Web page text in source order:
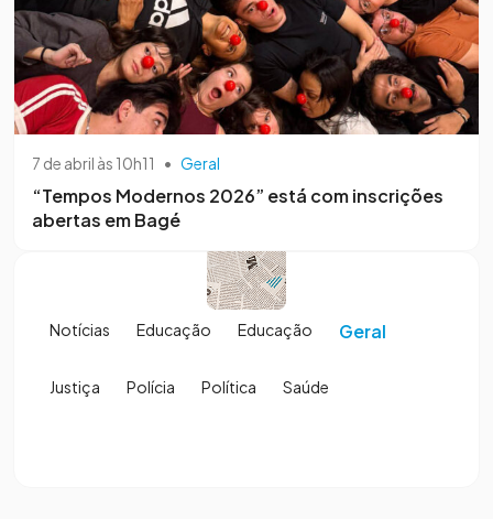
7 de abril às 10h11 • Geral
“Tempos Modernos 2026” está com inscrições
abertas em Bagé
Notícias Educação Educação Geral
Justiça Polícia Política Saúde